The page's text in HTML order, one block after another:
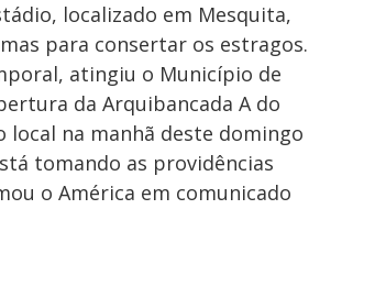
localizado em Mesquita,
para consertar os estragos.
atingiu o Município de
da Arquibancada A do
local na manhã deste domingo
tomando as providências
o América em comunicado